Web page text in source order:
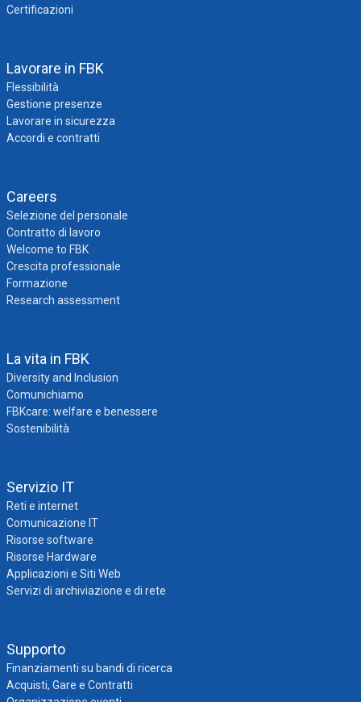
Certificazioni
Lavorare in FBK
Flessibilità
Gestione presenze
Lavorare in sicurezza
Accordi e contratti
Careers
Selezione del personale
Contratto di lavoro
Welcome to FBK
Crescita professionale
Formazione
Research assessment
La vita in FBK
Diversity and Inclusion
Comunichiamo
FBKcare: welfare e benessere
Sostenibilità
Servizio IT
Reti e internet
Comunicazione IT
Risorse software
Risorse Hardware
Applicazioni e Siti Web
Servizi di archiviazione e di rete
Supporto
Finanziamenti su bandi di ricerca
Acquisti, Gare e Contratti